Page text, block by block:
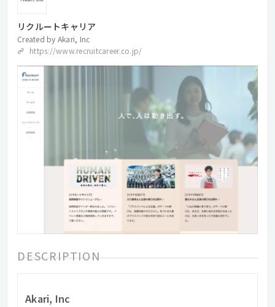
リクルートキャリア
Created by Akari, Inc
https://www.recruitcareer.co.jp/
DESCRIPTION
Akari, Inc